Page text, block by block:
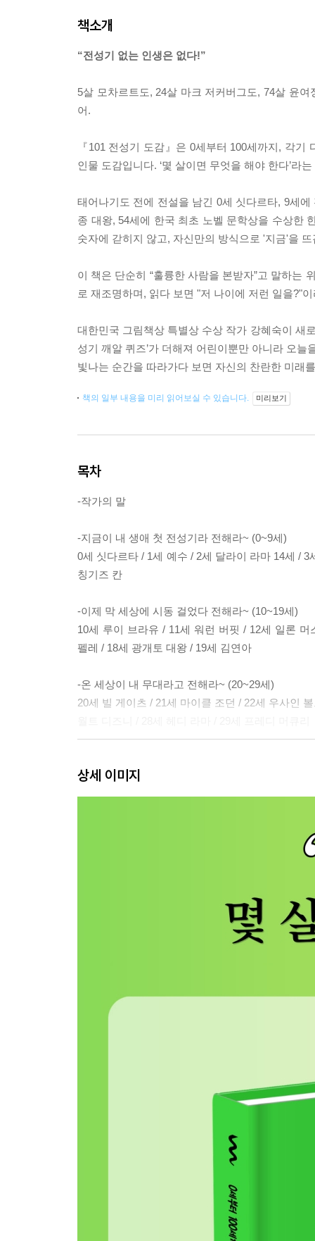
책소개
“전성기 없는 인생은 없다!”
5살 모차르트도, 24살 마크 저커버그도, 74살 윤
어.
『101 전성기 도감』은 0세부터 100세까지, 각
인물 도감입니다. ‘몇 살이면 무엇을 해야 한다’라
태어나기도 전에 전설을 남긴 0세 싯다르타, 9세
종 대왕, 54세에 한국 최초 노벨 문학상을 수상한
숫자에 갇히지 않고, 자신만의 방식으로 '지금'을
이 책은 단순히 “훌륭한 사람을 본받자”고 말하는
로 재조명하며, 읽다 보면 "저 나이에 저런 일을?"
대한민국 그림책상 특별상 수상 작가 강혜숙이 새
성기 깨알 퀴즈’가 더해져 어린이뿐만 아니라 오
빛나는 순간을 따라가다 보면 자신의 찬란한 미래
책의 일부 내용을 미리 읽어보실 수 있습니다. 미리보기
목차
-작가의 말
-지금이 내 생애 첫 전성기라 전해라~ (0~9세)
0세 싯다르타 / 1세 예수 / 2세 달라이 라마 14세 /
칭기즈 칸
-이제 막 세상에 시동 걸었다 전해라~ (10~19세)
10세 루이 브라유 / 11세 워런 버핏 / 12세 일론
펠레 / 18세 광개토 대왕 / 19세 김연아
-온 세상이 내 무대라고 전해라~ (20~29세)
20세 빌 게이츠 / 21세 마이클 조던 / 22세 우사인
30세 오타니 쇼헤이 / 31세 마리 퀴리 / 32세 조앤
38세 아스트리드 린드그렌 / 39세 전봉준
-진짜 전성기는 구경도 못 했다고 전해라~ (40~49
40세 나이팅게일 / 41세 프란츠 리스트 / 42세 조
-인생 황금기는 지금부터라 전해라~ (50~59세)
50세 찰스 다윈 / 51세 조지 워싱턴 카버 / 52세
60세 빅토르 위고 / 61세 간디 / 62세 알프레드
암스트롱 / 67세 윈스턴 처칠 / 68세 박경리 / 69세
슈바이처 / 78세 그랜마 모지스 / 79세 밥 딜런
80세 미우라 유이치로 / 81세 애거사 크리스티 /
88세 제인 구달 / 89세 미켈란젤로
-백 살 넘은 인생 고수들 줄 섰다 전해라~ (90~100
90세 모리 하마코 / 91세 클린트 이스트우드 / 92
엘리자베스 2세 / 97세 존 구디너프 / 98세 아이리
상세 이미지